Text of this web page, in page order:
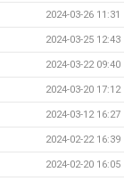
2024-03-26 11:31
2024-03-25 12:43
2024-03-22 09:40
2024-03-20 17:12
2024-03-12 16:27
2024-02-22 16:39
2024-02-20 16:05